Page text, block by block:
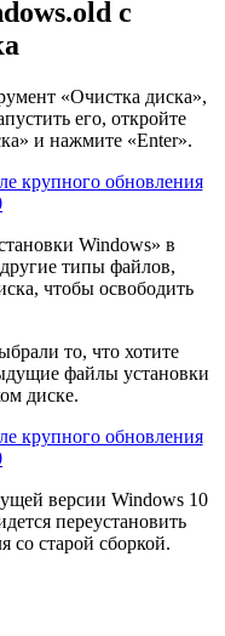
с
«Очистка диска»,
его, откройте
и нажмите «Enter».
Windows» в
типы файлов,
чтобы освободить
то, что хотите
файлы установки
диске.
версии Windows 10
переустановить
со старой сборкой.